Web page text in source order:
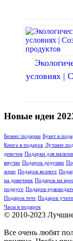
условиях |
Новые идеи
Бизнес подарки Букет в
Книга в подарок Лучшие
девочек Подарки для
внучке Подарок дедушке
жене Подарок коллеге
на девичник Подарок на
подруге Подарок
Подарок тете Подарок
Часы в подарок
© 2010-2023
Все очень любят